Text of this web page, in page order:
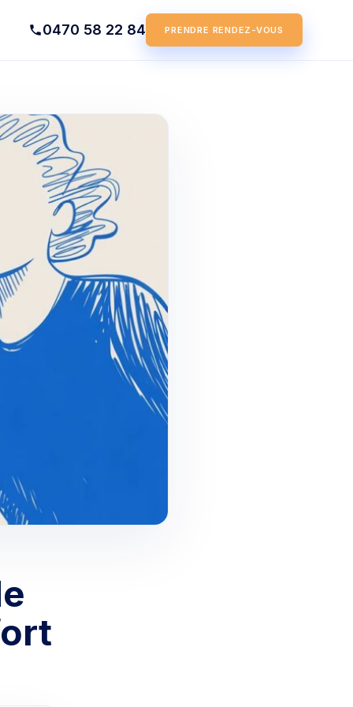
0470 58 22 84 PRENDRE RENDEZ-VOUS